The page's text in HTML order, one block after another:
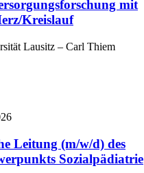
mit
Kreislauf
Lausitz – Carl Thiem
Leitung (m/w/d) des
Sozialpädiatrie